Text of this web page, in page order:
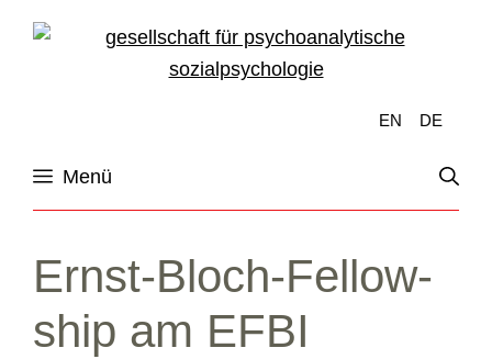
Navigation
Inhalt
Menü
Ernst-Bloch-Fel­low­
ship am EFBI